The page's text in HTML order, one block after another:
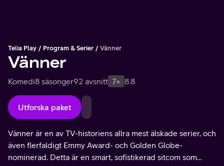
Telia Play Program & Serier Vänner
Vänner
Komedi8 säsonger92 avsnitt 7+ 8.8
Utforska paket
Vänner är en av TV-historiens allra mest älskade serier, och
även flerfaldigt Emmy Award- och Golden Globe-
nominerad. Detta är en smart, sofistikerad sitcom som